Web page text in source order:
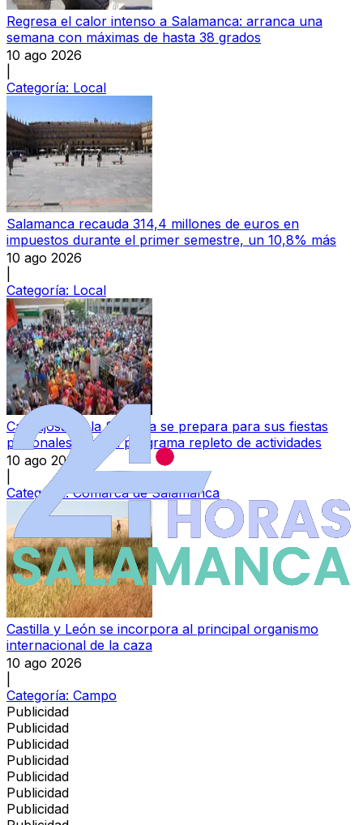
Regresa el calor intenso a Salamanca: arranca una
semana con máximas de hasta 38 grados
10 ago 2026
Categoría: Local
Salamanca recauda 314,4 millones de euros en
impuestos durante el primer semestre, un 10,8% más
10 ago 2026
Categoría: Local
Carbajosa de la Sagrada se prepara para sus fiestas
patronales con un programa repleto de actividades
10 ago 2026
Categoría:Comarca de Salamanca
Castilla y León se incorpora al principal organismo
internacional de la caza
10 ago 2026
Categoría: Campo
Publicidad
Publicidad
Publicidad
Publicidad
Publicidad
Publicidad
Publicidad